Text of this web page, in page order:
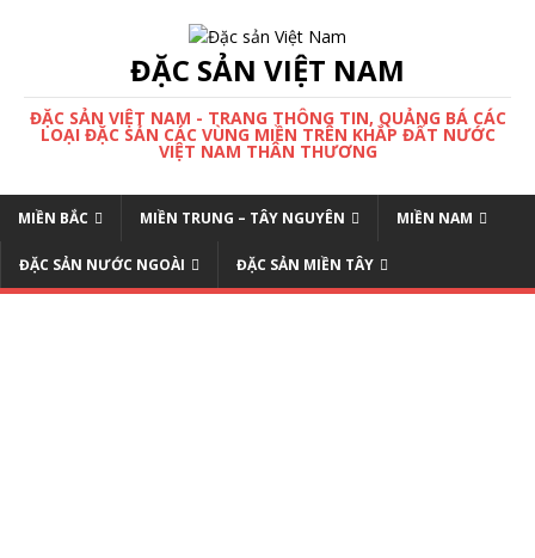
ĐẶC SẢN VIỆT NAM
ĐẶC SẢN VIỆT NAM - TRANG THÔNG TIN, QUẢNG BÁ CÁC
LOẠI ĐẶC SẢN CÁC VÙNG MIỀN TRÊN KHẮP ĐẤT NƯỚC
VIỆT NAM THÂN THƯƠNG
MIỀN BẮC MIỀN TRUNG – TÂY NGUYÊN MIỀN NAM
ĐẶC SẢN NƯỚC NGOÀI ĐẶC SẢN MIỀN TÂY